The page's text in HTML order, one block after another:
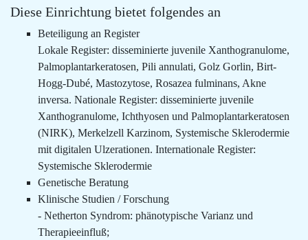
Diese Einrichtung bietet folgendes an
Beteiligung an Register
Lokale Register: disseminierte juvenile Xanthogranulome,
Palmoplantarkeratosen, Pili annulati, Golz Gorlin, Birt-
Hogg-Dubé, Mastozytose, Rosazea fulminans, Akne
inversa. Nationale Register: disseminierte juvenile
Xanthogranulome, Ichthyosen und Palmoplantarkeratosen
(NIRK), Merkelzell Karzinom, Systemische Sklerodermie
mit digitalen Ulzerationen. Internationale Register:
Systemische Sklerodermie
Genetische Beratung
Klinische Studien / Forschung
- Netherton Syndrom: phänotypische Varianz und
Therapieeinfluß;